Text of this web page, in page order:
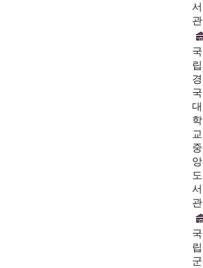
서
관
국
립
경
국
대
학
교
중
앙
도
서
관
국
립
군